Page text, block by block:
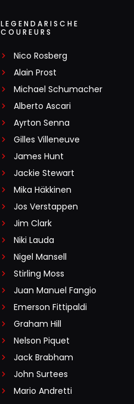
LEGENDARISCHE
COUREURS
Nico Rosberg
Alain Prost
Michael Schumacher
Alberto Ascari
Ayrton Senna
Gilles Villeneuve
James Hunt
Jackie Stewart
Mika Häkkinen
Jos Verstappen
Jim Clark
Niki Lauda
Nigel Mansell
Stirling Moss
Juan Manuel Fangio
Emerson Fittipaldi
Graham Hill
Nelson Piquet
Jack Brabham
John Surtees
Mario Andretti